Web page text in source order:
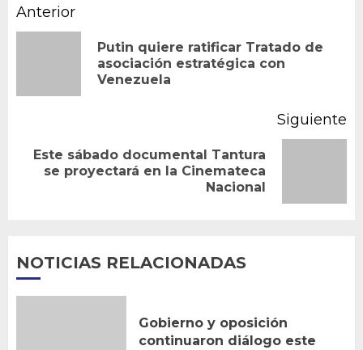
Navegación
entradas
Anterior
Putin quiere ratificar Tratado de
asociación estratégica con
Venezuela
Siguiente
Siguiente
Este sábado documental Tantura
se proyectará en la Cinemateca
Nacional
NOTICIAS RELACIONADAS
Gobierno y oposición
continuaron diálogo este